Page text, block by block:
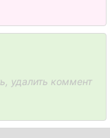
удалить коммент